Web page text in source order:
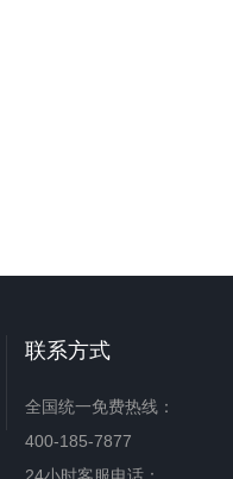
联系方式
全国统一免费热线：
400-185-7877